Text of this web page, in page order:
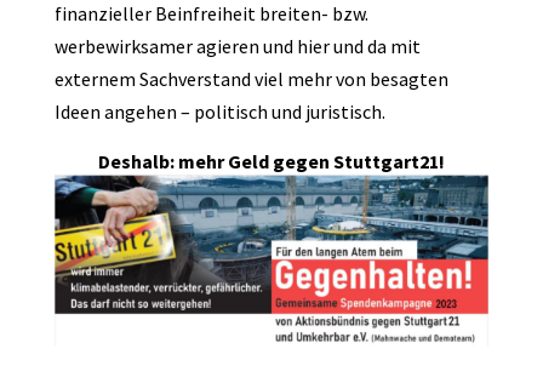
finanzieller Beinfreiheit breiten- bzw.
werbewirksamer agieren und hier und da mit
externem Sachverstand viel mehr von besagten
Ideen angehen – politisch und juristisch.
Deshalb: mehr Geld gegen Stuttgart21!